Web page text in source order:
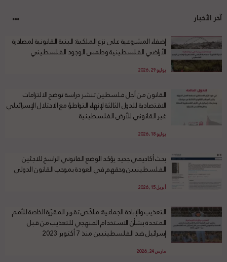
آخر الأخبار
إضفاء المشروعية على نزع الملكية: البنية القانونية لمصادرة
الأراضي الفلسطينية وطمس الوجود الفلسطيني
يوليو 29, 2026
القانون من أجل فلسطين تنشر دراسة توضح الالتزامات
الاقتصادية للدول الثالثة لإنهاء التواطؤ مع الاحتلال الإسرائيلي
غير القانوني للأرض الفلسطينية
يوليو 18, 2026
بحث أكاديمي جديد يؤكد الوضع القانوني الراسخ للاجئين
الفلسطينيين وحقهم في العودة بموجب القانون الدولي
أبريل 15, 2026
التعذيب والإبادة الجماعية: ملخّص تقرير المقرّرة الخاصة للأمم
المتحدة بشأن الاستخدام المنهجي للتعذيب من قبل
إسرائيل ضد الفلسطينيين منذ 7 أكتوبر 2023
مارس 24, 2026